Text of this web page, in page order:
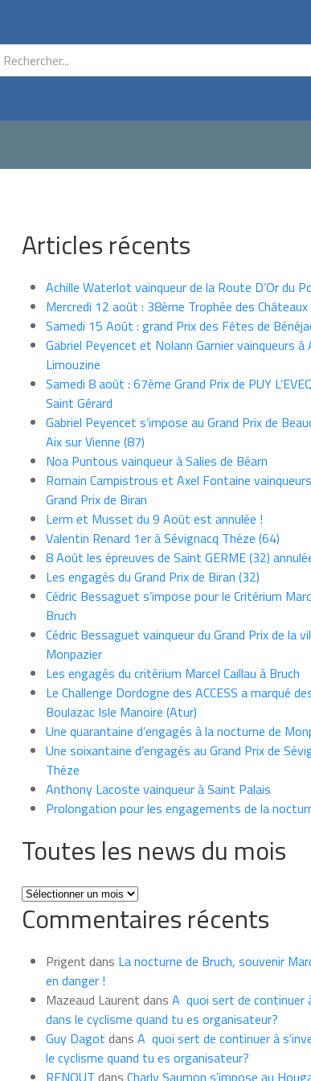
Articles récents
Achille Waterlot vainqueur de la Route D’Or du
Mercredi 12 août : 38ème Trophée des Châteaux
Samedi 15 Août : grand Prix des Fêtes de
Gabriel Peyencet et Nolann Garnier vainqueurs à
Limouzine
Samedi 8 août : 67ème Grand Prix de PUY
Saint Gérard
Gabriel Peyencet s’impose au Grand Prix de
Aix sur Vienne (87)
Noa Puntous vainqueur à Salies de Béarn
Romain Campistrous et Axel Fontaine
Grand Prix de Biran
Lerm et Musset du 9 Août est annulée !
Valentin Renard 1er à Sévignacq Théze (64)
8 Août les épreuves de Saint GERME (32)
Les engagés du Grand Prix de Biran (32)
Cédric Bessaguet s’impose pour le Critérium
Bruch
Cédric Bessaguet vainqueur du Grand Prix de la
Monpazier
Les engagés du critérium Marcel Caillau à Bruch
Le Challenge Dordogne des ACCESS a marqué
Boulazac Isle Manoire (Atur)
Une quarantaine d’engagés à la nocturne de
Une soixantaine d’engagés au Grand Prix de
Théze
Anthony Lacoste vainqueur à Saint Palais
Prolongation pour les engagements de la
Toutes les news du mois
Toutes
les
news
mois
Commentaires récents
Prigent dans La nocturne de Bruch, souvenir
en danger !
Mazeaud Laurent dans A quoi sert de continuer
dans le cyclisme quand tu es organisateur?
Guy Dagot dans A quoi sert de continuer à
le cyclisme quand tu es organisateur?
RENOUT dans Charly Saumon s’impose au